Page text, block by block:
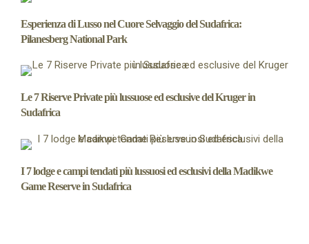
Esperienza di Lusso nel Cuore Selvaggio del Sudafrica:
Pilanesberg National Park
Le 7 Riserve Private più lussuose ed esclusive del Kruger in
Sudafrica
I 7 lodge e campi tendati più lussuosi ed esclusivi della Madikwe
Game Reserve in Sudafrica